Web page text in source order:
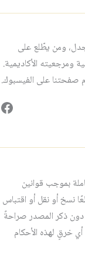
ومن يطّلع على
ومرجعيته الأكاديمية.
صفحتنا على الفيسبوك.
بموجب قوانين
نسخ أو نقل أو اقتباس
دون ذكر المصدر صراحةً
خرقٍ لهذه الأحكام